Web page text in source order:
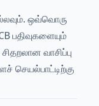
ஒவ்வொரு
பதிவுகளையும்
வாசிப்பு
செயல்பாட்டிற்கு